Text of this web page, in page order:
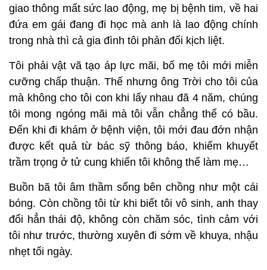
giao thông mất sức lao động, mẹ bị bệnh tim, về hai
đứa em gái đang đi học mà anh là lao động chính
trong nhà thì cả gia đình tôi phản đối kịch liệt.
Tôi phải vật vã tạo áp lực mãi, bố mẹ tôi mới miễn
cưỡng chấp thuận. Thế nhưng ông Trời cho tôi của
mà không cho tôi con khi lấy nhau đã 4 năm, chúng
tôi mong ngóng mãi mà tôi vẫn chẳng thể có bầu.
Đến khi đi khám ở bệnh viện, tôi mới đau đớn nhận
được kết quả từ bác sỹ thông báo, khiếm khuyết
trầm trọng ở tử cung khiến tôi không thể làm mẹ…
Buồn bã tôi âm thầm sống bên chồng như một cái
bóng. Còn chồng tôi từ khi biết tôi vô sinh, anh thay
đổi hẳn thái độ, không còn chăm sóc, tình cảm với
tôi như trước, thường xuyên đi sớm về khuya, nhậu
nhẹt tối ngày.